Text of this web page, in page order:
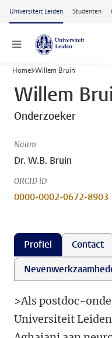
Ga naar hoofdinhoud
Universiteit Leiden Studenten
Menu
Home Willem Bruin
Willem
Onderzoeker
Naam
Dr. W.B. Bruin
ORCID iD
0000-0002-0672-8903
Profiel Contact
>Als postdoc-
Universiteit